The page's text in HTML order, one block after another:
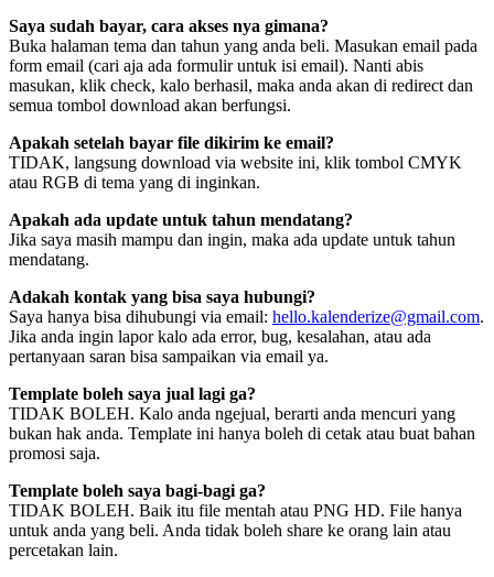
Saya sudah bayar, cara akses nya gimana?
Buka halaman tema dan tahun yang anda beli. Masukan email pada
form email (cari aja ada formulir untuk isi email). Nanti abis
masukan, klik check, kalo berhasil, maka anda akan di redirect dan
semua tombol download akan berfungsi.
Apakah setelah bayar file dikirim ke email?
TIDAK, langsung download via website ini, klik tombol CMYK
atau RGB di tema yang di inginkan.
Apakah ada update untuk tahun mendatang?
Jika saya masih mampu dan ingin, maka ada update untuk tahun
mendatang.
Adakah kontak yang bisa saya hubungi?
Saya hanya bisa dihubungi via email: hello.kalenderize@gmail.com.
Jika anda ingin lapor kalo ada error, bug, kesalahan, atau ada
pertanyaan saran bisa sampaikan via email ya.
Template boleh saya jual lagi ga?
TIDAK BOLEH. Kalo anda ngejual, berarti anda mencuri yang
bukan hak anda. Template ini hanya boleh di cetak atau buat bahan
promosi saja.
Template boleh saya bagi-bagi ga?
TIDAK BOLEH. Baik itu file mentah atau PNG HD. File hanya
untuk anda yang beli. Anda tidak boleh share ke orang lain atau
percetakan lain.